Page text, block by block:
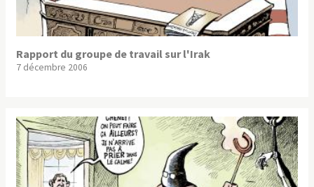
Rapport du groupe de travail sur l'Irak
7 décembre 2006